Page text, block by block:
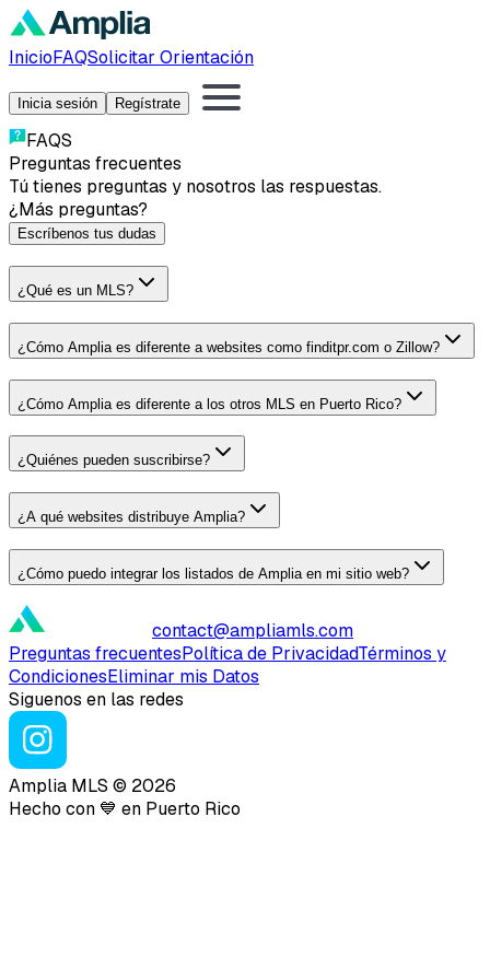
InicioFAQSolicitar Orientación
Inicia sesión Regístrate
FAQS
Preguntas frecuentes
Tú tienes preguntas y nosotros las respuestas.
¿Más preguntas?
Escríbenos tus dudas
¿Qué es un MLS?
¿Cómo Amplia es diferente a websites como finditpr.com o Zillow?
¿Cómo Amplia es diferente a los otros MLS en Puerto Rico?
¿Quiénes pueden suscribirse?
¿A qué websites distribuye Amplia?
¿Cómo puedo integrar los listados de Amplia en mi sitio web?
contact@ampliamls.com
Preguntas frecuentesPolítica de PrivacidadTérminos y
CondicionesEliminar mis Datos
Siguenos en las redes
Amplia MLS © 2026
Hecho con 💙 en Puerto Rico